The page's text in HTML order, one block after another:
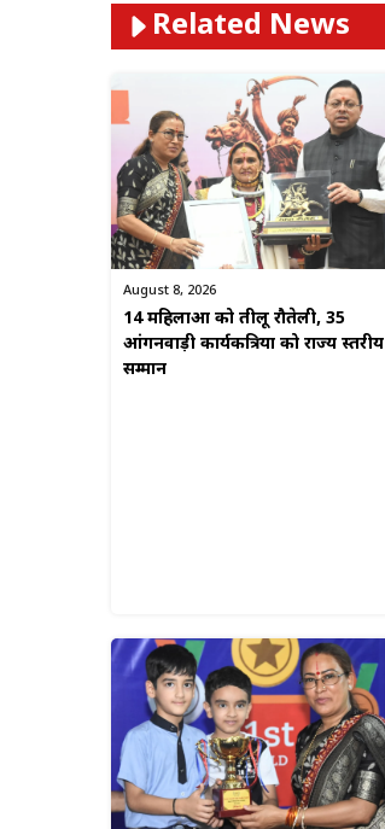
Related News
August 8, 2026
14 महिलाओं को तीलू रौतेली, 35
आंगनवाड़ी कार्यकत्रियों को राज्य स्तरीय
सम्मान